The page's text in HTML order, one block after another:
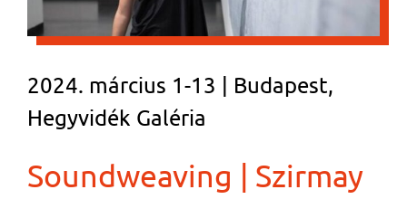
2024. március 1-13 | Budapest,
Hegyvidék Galéria
Soundweaving | Szirmay